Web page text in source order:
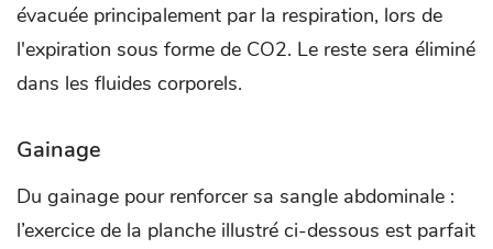
évacuée principalement par la respiration, lors de
l'expiration sous forme de CO2. Le reste sera éliminé
dans les fluides corporels.
Gainage
Du gainage pour renforcer sa sangle abdominale :
l’exercice de la planche illustré ci-dessous est parfait